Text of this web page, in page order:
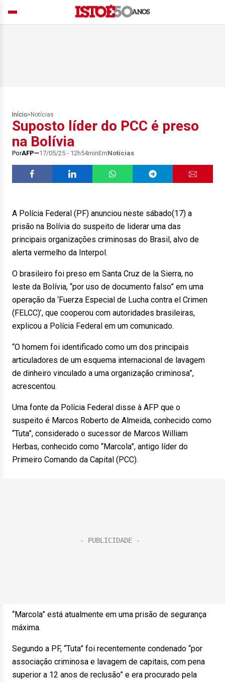
Início> Notícias
Suposto líder do PCC é preso
na Bolívia
PorAFP 17/05/25 - 12h54minEmNotícias
A Polícia Federal (PF) anunciou neste sábado(17) a
prisão na Bolívia do suspeito de liderar uma das
principais organizações criminosas do Brasil, alvo de
alerta vermelho da Interpol.
O brasileiro foi preso em Santa Cruz de la Sierra, no
leste da Bolívia, “por uso de documento falso” em uma
operação da ‘Fuerza Especial de Lucha contra el Crimen
(FELCC)’, que cooperou com autoridades brasileiras,
explicou a Polícia Federal em um comunicado.
“O homem foi identificado como um dos principais
articuladores de um esquema internacional de lavagem
de dinheiro vinculado a uma organização criminosa”,
acrescentou.
Uma fonte da Polícia Federal disse à AFP que o
suspeito é Marcos Roberto de Almeida, conhecido como
“Tuta”, considerado o sucessor de Marcos William
Herbas, conhecido como “Marcola”, antigo líder do
Primeiro Comando da Capital (PCC).
“Marcola” está atualmente em uma prisão de segurança
máxima.
Segundo a PF, “Tuta” foi recentemente condenado “por
associação criminosa e lavagem de capitais, com pena
superior a 12 anos de reclusão” e era procurado pela